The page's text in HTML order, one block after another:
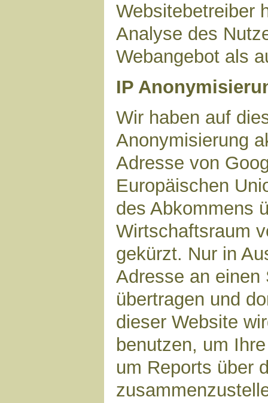
Websitebetreiber
Analyse des
Webangebot als
IP
Wir haben auf
Anonymisierung
Adresse von
Europäischen
des Abkommens
Wirtschaftsraum
gekürzt. Nur in
Adresse an einen
übertragen und
dieser Website
benutzen, um
um Reports über